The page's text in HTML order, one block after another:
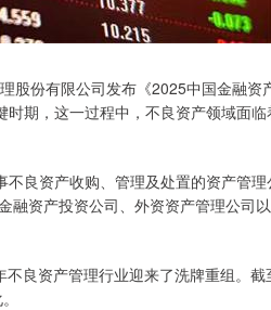
份有限公司发布《2025中国金融资
期，这一过程中，不良资产领域面
良资产收购、管理及处置的资产管理
融资产投资公司、外资资产管理公司
良资产管理行业迎来了洗牌重组。截